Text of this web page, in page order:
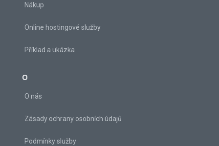
Nákup
Online hostingové služby
Příklad a ukázka
O
O nás
Zásady ochrany osobních údajů
Podmínky služby